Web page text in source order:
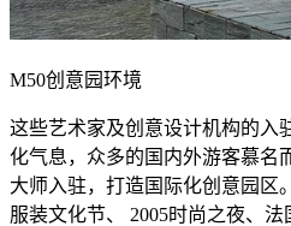
M50创意园环境
这些艺术家及创意设计机构的入
化气息，众多的国内外游客慕名
大师入驻，打造国际化创意园区
服装文化节、 2005时尚之夜、